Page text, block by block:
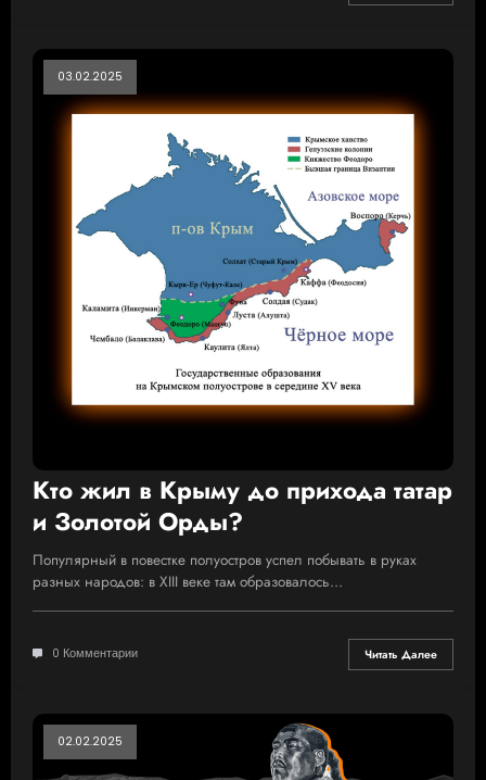
03.02.2025
Кто жил в Крыму до прихода татар
и Золотой Орды?
Популярный в повестке полуостров успел побывать в руках
разных народов: в XIII веке там образовалось…
0 Комментарии Читать Далее
02.02.2025